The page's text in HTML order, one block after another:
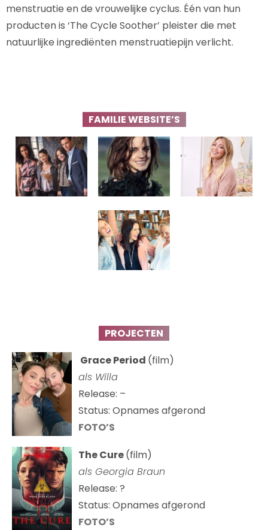
menstruatie en de vrouwelijke cyclus. Één van hun
producten is ‘The Cycle Soother’ pleister die met
natuurlijke ingrediënten menstruatiepijn verlicht.
FAMILIE WEBSITE’S
PROJECTEN
Grace Period (film)
als Willa
Release: –
Status: Opnames afgerond
FOTO’S
The Cure(film)
als Georgia Braun
Release: ?
Status: Opnames afgerond
FOTO’S